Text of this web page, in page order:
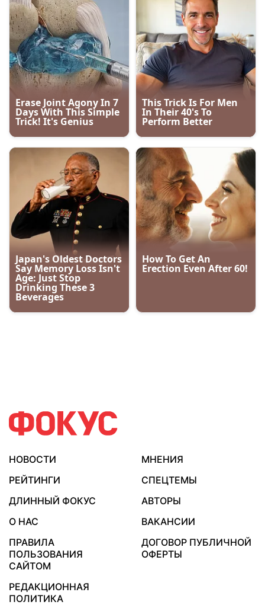
НОВОСТИ
МНЕНИЯ
РЕЙТИНГИ
СПЕЦТЕМЫ
ДЛИННЫЙ ФОКУС
АВТОРЫ
О НАС
ВАКАНСИИ
ПРАВИЛА
ПОЛЬЗОВАНИЯ
САЙТОМ
ДОГОВОР ПУБЛИЧНОЙ
ОФЕРТЫ
РЕДАКЦИОННАЯ
ПОЛИТИКА